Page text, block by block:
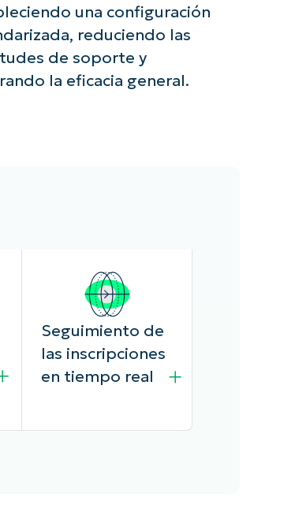
una configuración
reduciendo las
de soporte y
la eficacia general.
Seguimiento de
las inscripciones
en tiempo real